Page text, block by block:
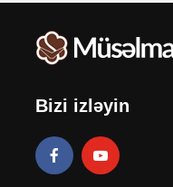
Bizi izləyin